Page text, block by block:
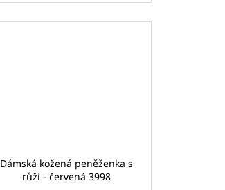
Dámská kožená peněženka s
růží - červená 3998